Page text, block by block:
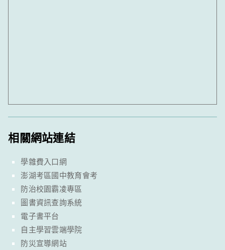
相關網站連結
學雜費入口網
澎湖考區國中教育會考
防治校園霸凌專區
圖書資訊查詢系統
電子書平台
自主學習雲端學院
防災宣導網站